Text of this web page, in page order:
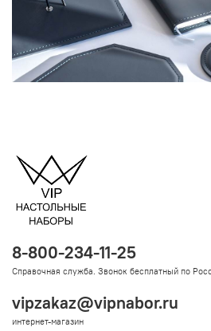
8-800-234-11-25
Справочная служба. Звонок бесплатный по
vipzakaz@vipnabor.ru
интернет-магазин